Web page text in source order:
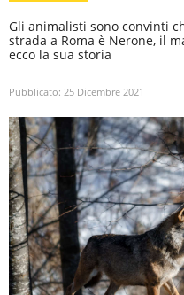
Gli animalisti sono convinti
strada a Roma è Nerone, il
ecco la sua storia
Pubblicato: 25 Dicembre 2021